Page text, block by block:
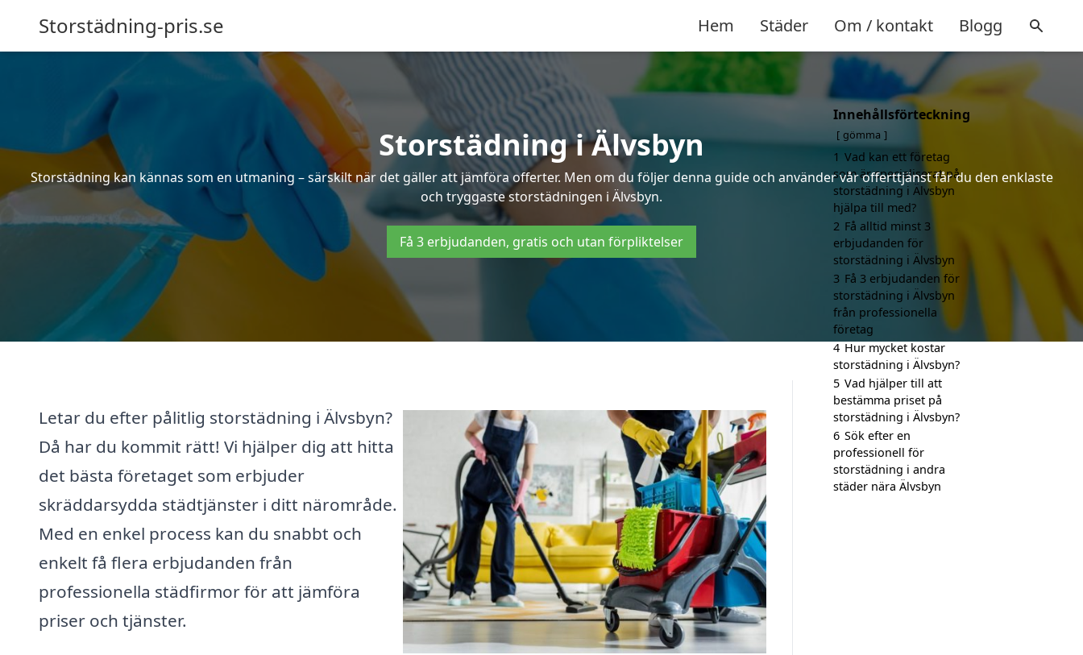
Storstädning-pris.se Hem Städer Om / kontakt Blogg
Storstädning i Älvsbyn
Storstädning kan kännas som en utmaning – särskilt när det gäller att jämföra offerter. Men om du följer denna guide och använder vår offerttjänst får du den enklaste
och tryggaste storstädningen i Älvsbyn.
Få 3 erbjudanden, gratis och utan förpliktelser
Letar du efter pålitlig storstädning i Älvsbyn?
Då har du kommit rätt! Vi hjälper dig att hitta
det bästa företaget som erbjuder
skräddarsydda städtjänster i ditt närområde.
Med en enkel process kan du snabbt och
enkelt få flera erbjudanden från
professionella städfirmor för att jämföra
priser och tjänster.
Innehållsförteckning
gömma
1 Vad kan ett företag
som är specialiserat på
storstädning i Älvsbyn
hjälpa till med?
2 Få alltid minst 3
erbjudanden för
storstädning i Älvsbyn
3 Få 3 erbjudanden för
storstädning i Älvsbyn
från professionella
företag
4 Hur mycket kostar
storstädning i Älvsbyn?
5 Vad hjälper till att
bestämma priset på
storstädning i Älvsbyn?
6 Sök efter en
professionell för
storstädning i andra
städer nära Älvsbyn